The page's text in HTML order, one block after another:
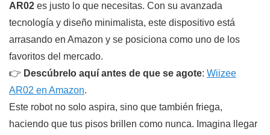
AR02 es justo lo que necesitas. Con su avanzada
tecnología y diseño minimalista, este dispositivo está
arrasando en Amazon y se posiciona como uno de los
favoritos del mercado.
👉 Descúbrelo aquí antes de que se agote: Wiizee
AR02 en Amazon.
Este robot no solo aspira, sino que también friega,
haciendo que tus pisos brillen como nunca. Imagina llegar